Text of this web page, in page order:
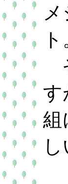
ト
す
組